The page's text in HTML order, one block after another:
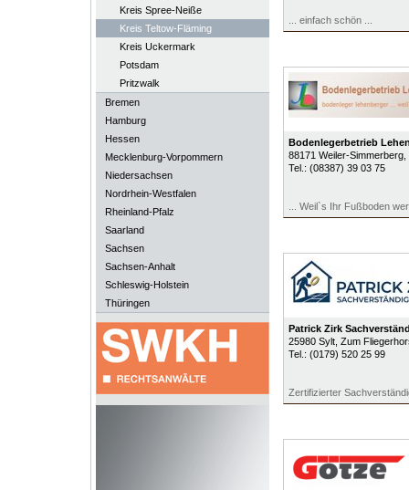
Kreis Spree-Neiße
Kreis Teltow-Fläming
Kreis Uckermark
Potsdam
Pritzwalk
Bremen
Hamburg
Hessen
Mecklenburg-Vorpommern
Niedersachsen
Nordrhein-Westfalen
Rheinland-Pfalz
Saarland
Sachsen
Sachsen-Anhalt
Schleswig-Holstein
Thüringen
... einfach schön ...
Bodenlegerbetrieb
88171 Weiler-Simmerberg,
Tel.: (08387) 39 03 75
... Weil`s Ihr Fußboden
Patrick Zirk
25980 Sylt, Zum
Tel.: (0179) 520 25 99
Zertifizierter